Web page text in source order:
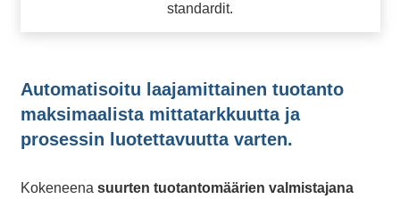
standardit.
Automatisoitu laajamittainen tuotanto
maksimaalista mittatarkkuutta ja
prosessin luotettavuutta varten.
Kokeneena suurten tuotantomäärien valmistajana